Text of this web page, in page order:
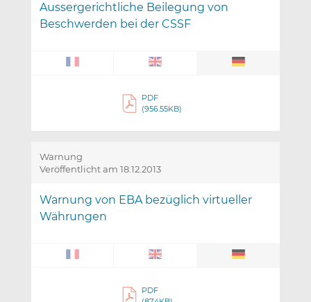
Aussergerichtliche Beilegung von
Beschwerden bei der CSSF
PDF
(956.55KB)
Warnung
Veröffentlicht am 18.12.2013
Warnung von EBA bezüglich virtueller
Währungen
PDF